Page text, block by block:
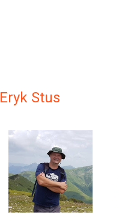
Eryk Stus